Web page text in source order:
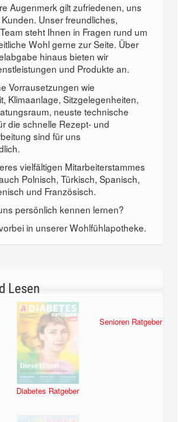
Augenmerk gilt zufriedenen, uns
Unser freundliches,
steht Ihnen in Fragen rund um
Wohl gerne zur Seite. Über
hinaus bieten wir
und Produkte an.
Vorrausetzungen wie
Klimaanlage, Sitzgelegenheiten,
neuste technische
die schnelle Rezept- und
sind für uns
vielfältigen Mitarbeiterstammes
Polnisch, Türkisch, Spanisch,
und Französisch.
persönlich kennen lernen?
in unserer Wohlfühlapotheke.
Lesen
Diabetes Ratgeber